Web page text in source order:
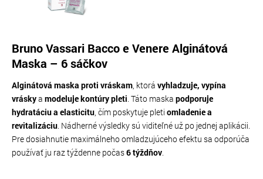
Bruno Vassari Bacco e Venere Alginátová
Maska – 6 sáčkov
Alginátová maska proti vráskam , ktorá vyhladzuje, vypína
vráskya modeluje kontúry pleti. Táto maska podporuje
hydratáciu a elasticitu , čím poskytuje pleti omladenie a
revitalizáciu. Nádherné výsledky sú viditeľné už po jednej aplikácii.
Pre dosiahnutie maximálneho omladzujúceho efektu sa odporúča
používať ju raz týždenne počas6 týždňov.